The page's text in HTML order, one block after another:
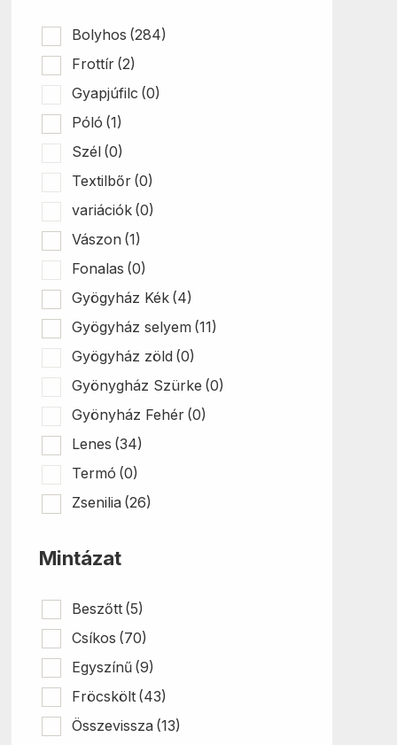
Bolyhos (284)
Frottír (2)
Gyapjúfilc (0)
Póló (1)
Szél (0)
Textilbőr (0)
variációk (0)
Vászon (1)
Fonalas (0)
Gyögyház Kék (4)
Gyögyház selyem (11)
Gyögyház zöld (0)
Gyönygház Szürke (0)
Gyönyház Fehér (0)
Lenes (34)
Termó (0)
Zsenilia (26)
Mintázat
Beszőtt (5)
Csíkos (70)
Egyszínű (9)
Fröcskölt (43)
Összevissza (13)